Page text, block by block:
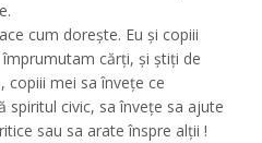
cum dorește. Eu și copiii
cărți, și știți de
copiii mei sa învețe ce
spiritul civic, sa învețe sa ajute
sau sa arate înspre alții !